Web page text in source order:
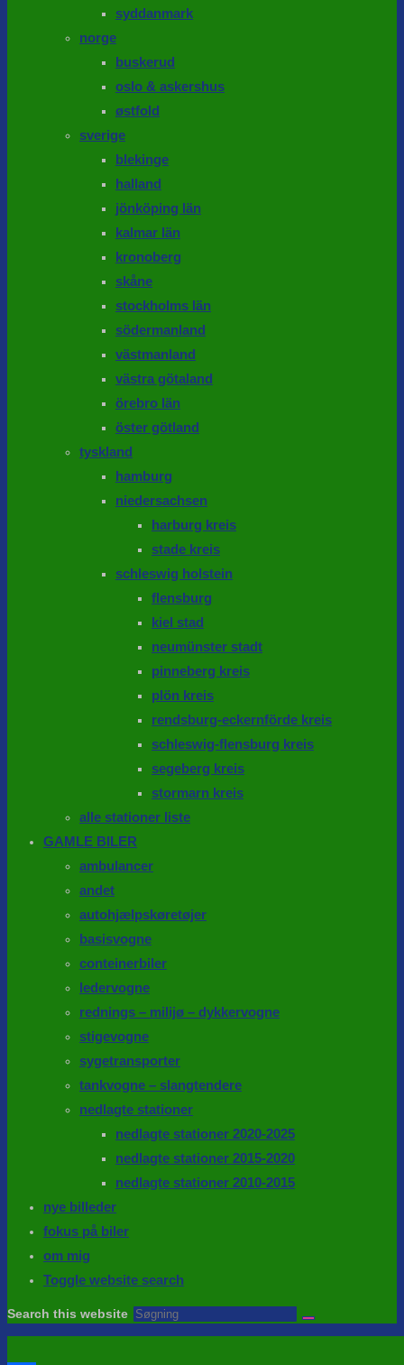
syddanmark
norge
buskerud
oslo & askershus
østfold
sverige
blekinge
halland
jönköping län
kalmar län
kronoberg
skåne
stockholms län
södermanland
västmanland
västra götaland
örebro län
öster götland
tyskland
hamburg
niedersachsen
harburg kreis
stade kreis
schleswig holstein
flensburg
kiel stad
neumünster stadt
pinneberg kreis
plön kreis
rendsburg-eckernförde kreis
schleswig-flensburg kreis
segeberg kreis
stormarn kreis
alle stationer liste
GAMLE BILER
ambulancer
andet
autohjælpskøretøjer
basisvogne
conteinerbiler
ledervogne
rednings – milijø – dykkervogne
stigevogne
sygetransporter
tankvogne – slangtendere
nedlagte stationer
nedlagte stationer 2020-2025
nedlagte stationer 2015-2020
nedlagte stationer 2010-2015
nye billeder
fokus på biler
om mig
Toggle website search
Search this website